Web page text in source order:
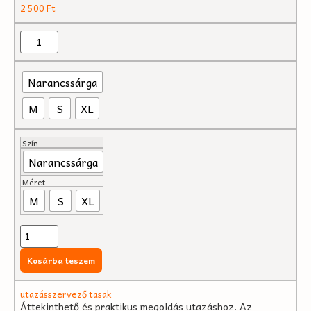
2 500Ft
Narancssárga
M
S XL
Szín
Narancssárga
Méret
M S XL
Kosárba teszem
utazásszervező tasak
Áttekinthető és praktikus megoldás utazáshoz. Az